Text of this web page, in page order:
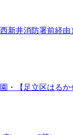
新井消防署前経由
・【足立区はるか